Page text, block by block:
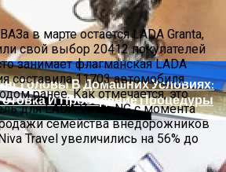
Головы В Домашних Условиях:
И Проведение Процедуры
в марте остается LADA Granta,
свой выбор 20412 покупателей
занимает флагманская LADA
составила 11703 автомобиля
ранее. Как отмечается, это
для LADA Vesta NG с момента
семейства внедорожников
Travel увеличились на 56% до